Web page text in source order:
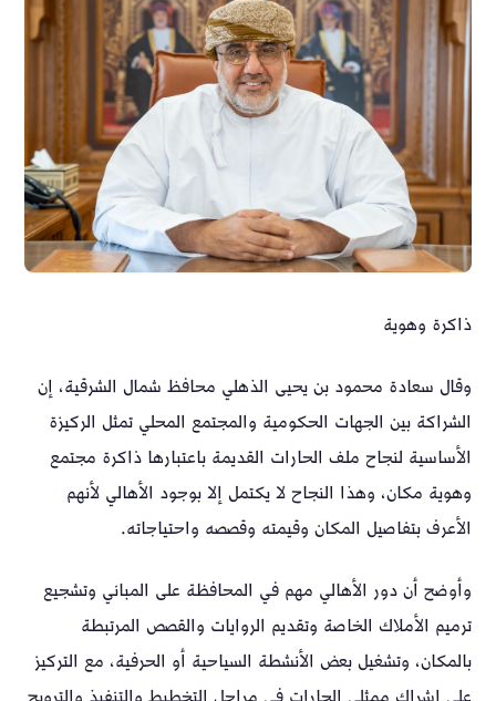
ذاكرة وهوية
وقال سعادة محمود بن يحيى الذهلي محافظ شمال الشرقية، إن
الشراكة بين الجهات الحكومية والمجتمع المحلي تمثل الركيزة
الأساسية لنجاح ملف الحارات القديمة باعتبارها ذاكرة مجتمع
وهوية مكان، وهذا النجاح لا يكتمل إلا بوجود الأهالي لأنهم
الأعرف بتفاصيل المكان وقيمته وقصصه واحتياجاته.
وأوضح أن دور الأهالي مهم في المحافظة على المباني وتشجيع
ترميم الأملاك الخاصة وتقديم الروايات والقصص المرتبطة
بالمكان، وتشغيل بعض الأنشطة السياحية أو الحرفية، مع التركيز